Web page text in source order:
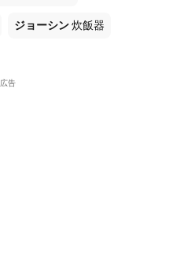
ジョーシン炊飯器
広告